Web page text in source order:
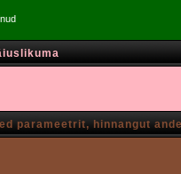
parameetrit, hinnangut